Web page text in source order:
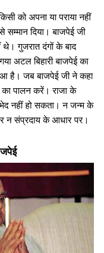
को अपना या पराया नहीं
दिया। बाजपेई जी
गुजरात दंगों के बाद
अटल बिहारी बाजपेई का
है। जब बाजपेई जी ने कहा
का पालन करें। राजा के
नहीं हो सकता। न जन्म के
न संप्रदाय के आधार पर।